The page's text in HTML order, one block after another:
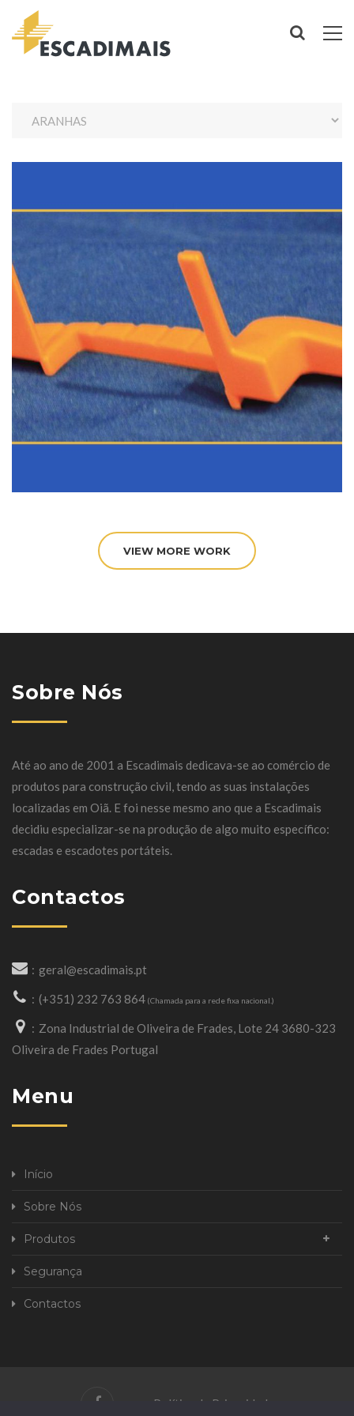
VIEW MORE WORK
Sobre Nós
Até ao ano de 2001 a Escadimais dedicava-se ao comércio de
produtos para construção civil, tendo as suas instalações
localizadas em Oiã. E foi nesse mesmo ano que a Escadimais
decidiu especializar-se na produção de algo muito específico:
escadas e escadotes portáteis.
Contactos
geral@escadimais.pt
(+351) 232 763 864 (Chamada para a rede fixa nacional.)
Zona Industrial de Oliveira de Frades, Lote 24 3680-323
Oliveira de Frades Portugal
Menu
Início
Sobre Nós
Produtos
Segurança
Contactos
Política de Privacidade